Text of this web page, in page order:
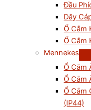
Đầu
Dây
Ổ Cắm
Ổ Cắm
Mennekes
Ổ Cắm
Ổ Cắm
Ổ Cắm
(IP44)